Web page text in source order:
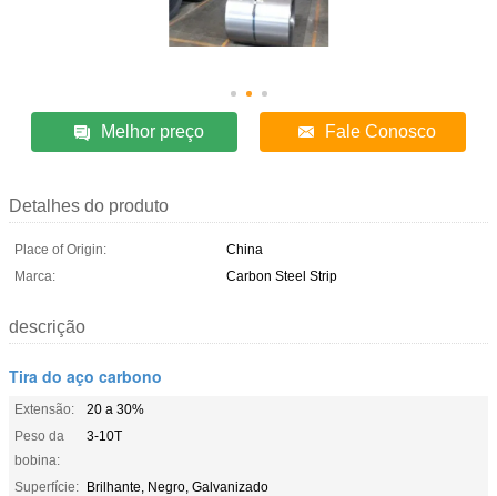
Melhor preço Fale Conosco
Detalhes do produto
Place of Origin:
China
Marca:
Carbon Steel Strip
descrição
Tira do aço carbono
Extensão:
20 a 30%
Peso da
bobina:
3-10T
Superfície: Brilhante, Negro, Galvanizado